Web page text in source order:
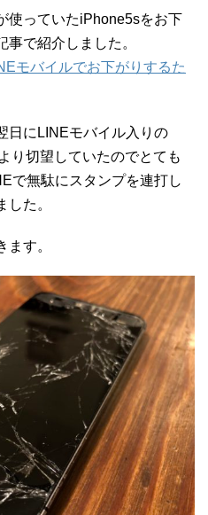
使っていたiPhone5sをお下
で紹介しました。
モバイルでお下がりするた
日にLINEモバイル入りの
り切望していたのでとても
で無駄にスタンプを連打し
た。
す。